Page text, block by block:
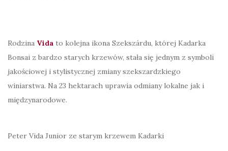
Rodzina Vida to kolejna ikona Szekszárdu, której Kadarka
Bonsai z bardzo starych krzewów, stała się jednym z symboli
jakościowej i stylistycznej zmiany szekszardzkiego
winiarstwa. Na 23 hektarach uprawia odmiany lokalne jak i
międzynarodowe.
Peter Vida Junior ze starym krzewem Kadarki